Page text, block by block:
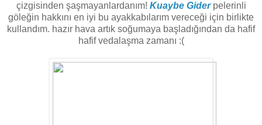
çizgisinden şaşmayanlardanım! Kuaybe Giderpelerinli
göleğin hakkını en iyi bu ayakkabılarım vereceği için birlikte
kullandım. hazır hava artık soğumaya başladığından da hafif
hafif vedalaşma zamanı :(